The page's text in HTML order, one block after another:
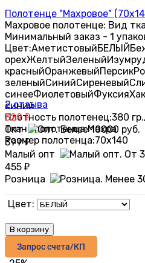
Полотенце "Махровое"
Махровое полотенце: Вид
Минимальный заказ - 1
Цвет:АметистовыйБЕЛЫЙ
орехЖелтыйЗеленый
красныйОранжевыйПерсик
зеленыйСинийСиреневый
синееФиолетовыйФуксия
синий
Плотность полотенец:380
Ткань полотенца:Махра
Размер полотенца:70х140
2 отзыва
329₽
Опт
399₽
Малый опт
455 ₽
Розница
Цвет:
В корзину
Запрос счета/КП